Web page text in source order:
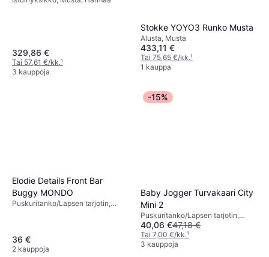
329,86 €
Tai 57,61 €/kk.¹
3 kauppoja
Stokke YOYO3 Runko Musta
Alusta, Musta
433,11 €
Tai 75,65 €/kk.¹
1 kauppa
Elodie Details Front Bar
Buggy MONDO
Puskuritanko/Lapsen tarjotin,
36 €
2 kauppoja
-15%
Baby Jogger Turvakaari City
Mini 2
Puskuritanko/Lapsen tarjotin,
Musta
40,06 €47,18 €
Tai 7,00 €/kk.¹
3 kauppoja